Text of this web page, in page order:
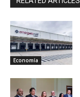
Economía